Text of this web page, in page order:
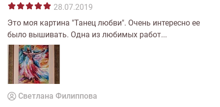
28.07.2019
Это моя картина "Танец любви". Очень интересно ее
было вышивать. Одна из любимых работ...
Светлана Филиппова